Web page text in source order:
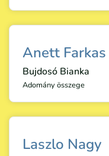
Anett Farkas
Bujdosó Bianka
Adomány összege
Laszlo Nagy